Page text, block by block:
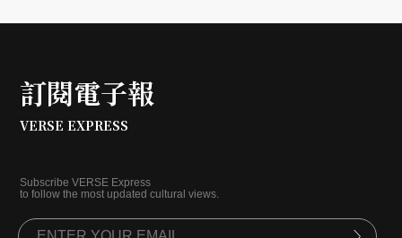
訂閱電子報
VERSE EXPRESS
Subscribe VERSE Express
to follow the most updated cultural views.